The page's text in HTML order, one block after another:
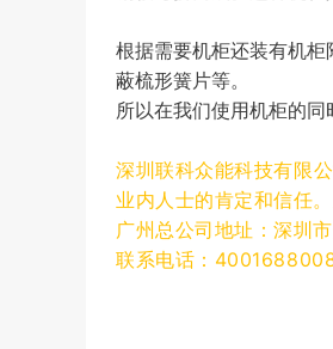
根据需要机柜还装有机
蔽梳形簧片等。
所以在我们使用机柜的
深圳联科众能科技有限
业内人士的肯定和信任
广州总公司地址：深圳
联系电话：